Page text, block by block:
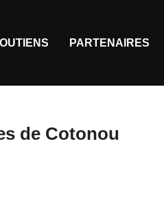
PARTENAIRES
de Cotonou